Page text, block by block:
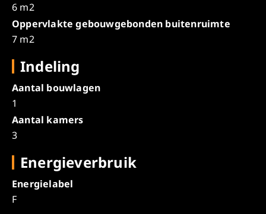
6 m2
Oppervlakte gebouwgebonden buitenruimte
7 m2
Indeling
Aantal bouwlagen
1
Aantal kamers
3
Energieverbruik
Energielabel
F